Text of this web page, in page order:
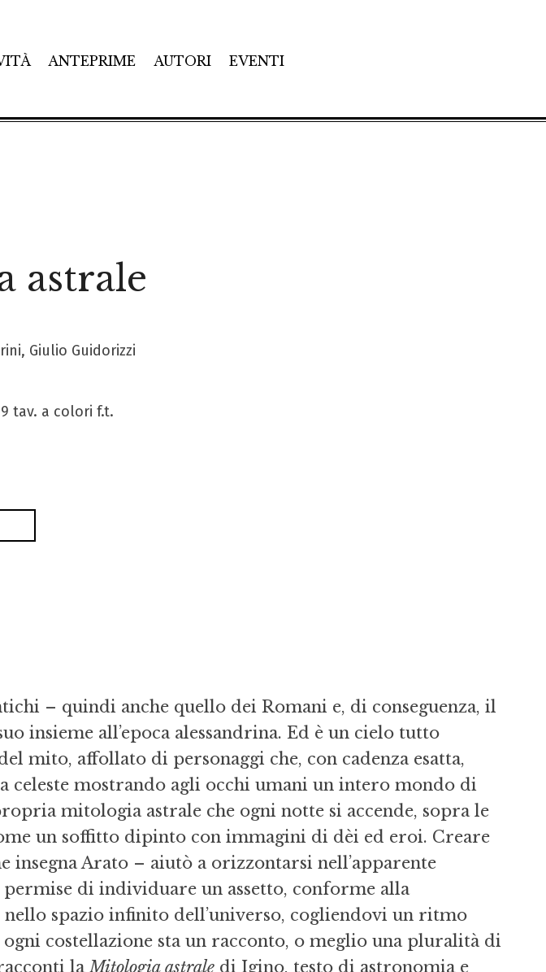
ANTEPRIME AUTORI EVENTI
astrale
Giulio Guidorizzi
tav. a colori f.t.
– quindi anche quello dei Romani e, di conseguenza, il
insieme all’epoca alessandrina. Ed è un cielo tutto
mito, affollato di personaggi che, con cadenza esatta,
celeste mostrando agli occhi umani un intero mondo di
mitologia astrale che ogni notte si accende, sopra le
un soffitto dipinto con immagini di dèi ed eroi. Creare
insegna Arato – aiutò a orizzontarsi nell’apparente
di individuare un assetto, conforme alla
nello spazio infinito dell’universo, cogliendovi un ritmo
costellazione sta un racconto, o meglio una pluralità di
laMitologia astraledi Igino, testo di astronomia e